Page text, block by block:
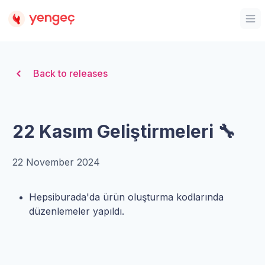
Organization Logo
Back to releases
22 Kasım Geliştirmeleri 🔧
22 November 2024
Hepsiburada'da ürün oluşturma kodlarında
düzenlemeler yapıldı.